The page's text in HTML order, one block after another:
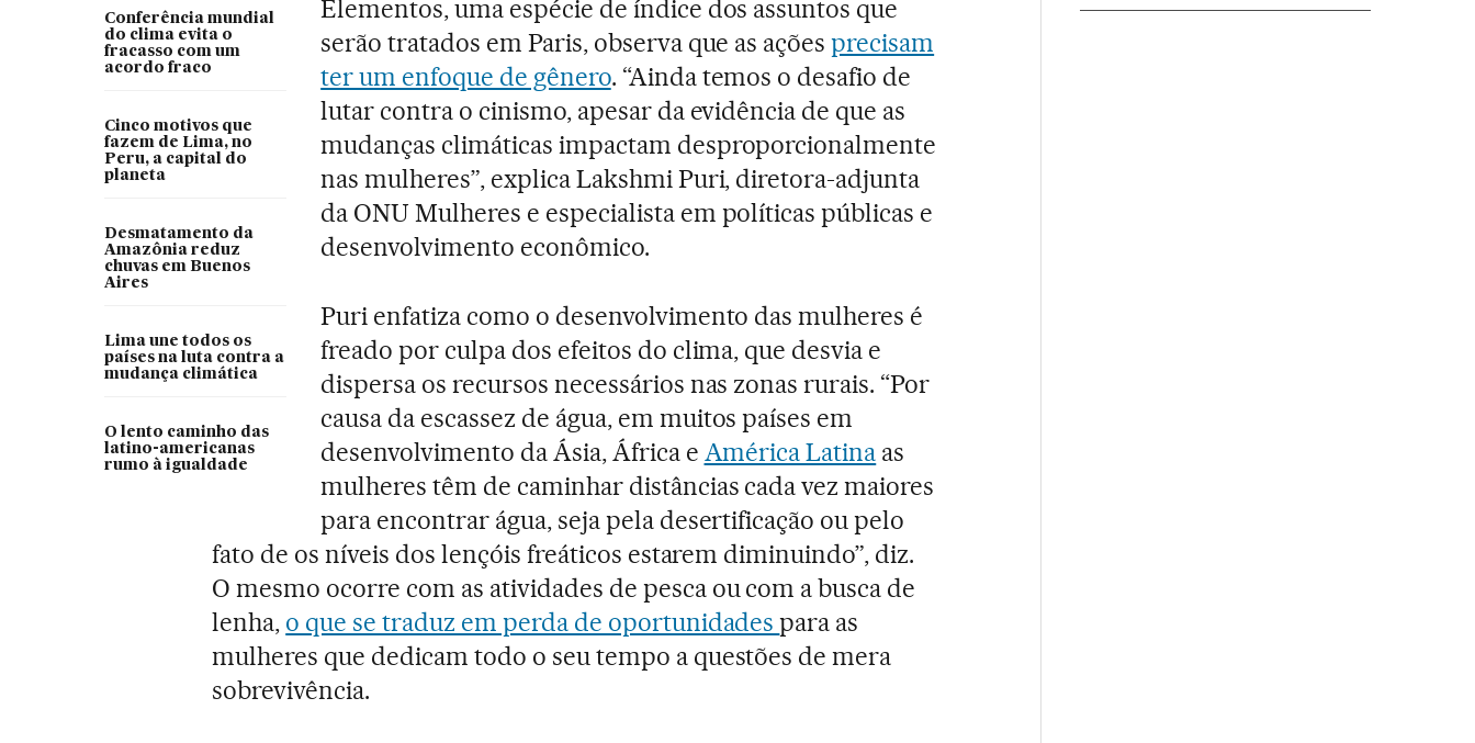
Conferência mundial
do clima evita o
fracasso com um
acordo fraco
Cinco motivos que
fazem de Lima, no
Peru, a capital do
planeta
Desmatamento da
Amazônia reduz
chuvas em Buenos
Aires
Lima une todos os
países na luta contra a
mudança climática
O lento caminho das
latino-americanas
rumo à igualdade
Elementos, uma espécie de índice dos assuntos que
serão tratados em Paris, observa que as açõesprecisam
ter um enfoque de gênero. “Ainda temos o desafio de
lutar contra o cinismo, apesar da evidência de que as
mudanças climáticas impactam desproporcionalmente
nas mulheres”, explica Lakshmi Puri, diretora-adjunta
da ONU Mulheres e especialista em políticas públicas e
desenvolvimento econômico.
Puri enfatiza como o desenvolvimento das mulheres é
freado por culpa dos efeitos do clima, que desvia e
dispersa os recursos necessários nas zonas rurais. “Por
causa da escassez de água, em muitos países em
desenvolvimento da Ásia, África e América Latina as
mulheres têm de caminhar distâncias cada vez maiores
para encontrar água, seja pela desertificação ou pelo
fato de os níveis dos lençóis freáticos estarem diminuindo”, diz.
O mesmo ocorre com as atividades de pesca ou com a busca de
lenha, o que se traduz em perda de oportunidadespara as
mulheres que dedicam todo o seu tempo a questões de mera
sobrevivência.